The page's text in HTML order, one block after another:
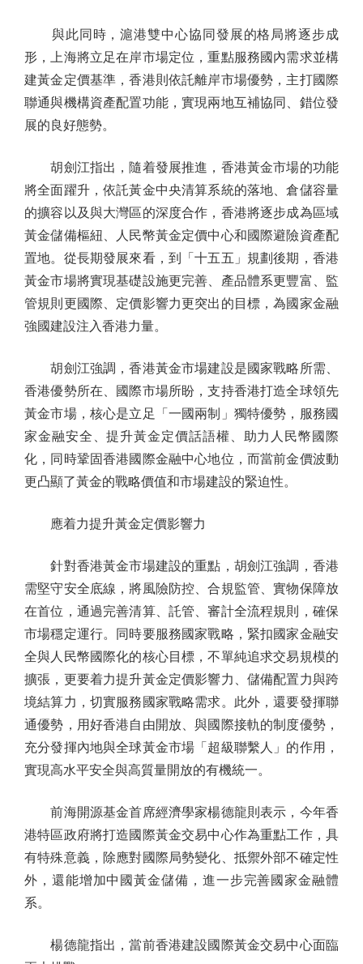
與此同時，滬港雙中心協同發展的格局將逐步成
形，上海將立足在岸市場定位，重點服務國內需求並構
建黃金定價基準，香港則依託離岸市場優勢，主打國際
聯通與機構資產配置功能，實現兩地互補協同、錯位發
展的良好態勢。
胡劍江指出，隨着發展推進，香港黃金市場的功能
將全面躍升，依託黃金中央清算系統的落地、倉儲容量
的擴容以及與大灣區的深度合作，香港將逐步成為區域
黃金儲備樞紐、人民幣黃金定價中心和國際避險資產配
置地。從長期發展來看，到「十五五」規劃後期，香港
黃金市場將實現基礎設施更完善、產品體系更豐富、監
管規則更國際、定價影響力更突出的目標，為國家金融
強國建設注入香港力量。
胡劍江強調，香港黃金市場建設是國家戰略所需、
香港優勢所在、國際市場所盼，支持香港打造全球領先
黃金市場，核心是立足「一國兩制」獨特優勢，服務國
家金融安全、提升黃金定價話語權、助力人民幣國際
化，同時鞏固香港國際金融中心地位，而當前金價波動
更凸顯了黃金的戰略價值和市場建設的緊迫性。
應着力提升黃金定價影響力
針對香港黃金市場建設的重點，胡劍江強調，香港
需堅守安全底線，將風險防控、合規監管、實物保障放
在首位，通過完善清算、託管、審計全流程規則，確保
市場穩定運行。同時要服務國家戰略，緊扣國家金融安
全與人民幣國際化的核心目標，不單純追求交易規模的
擴張，更要着力提升黃金定價影響力、儲備配置力與跨
境結算力，切實服務國家戰略需求。此外，還要發揮聯
通優勢，用好香港自由開放、與國際接軌的制度優勢，
充分發揮內地與全球黃金市場「超級聯繫人」的作用，
實現高水平安全與高質量開放的有機統一。
前海開源基金首席經濟學家楊德龍則表示，今年香
港特區政府將打造國際黃金交易中心作為重點工作，具
有特殊意義，除應對國際局勢變化、抵禦外部不確定性
外，還能增加中國黃金儲備，進一步完善國家金融體
系。
楊德龍指出，當前香港建設國際黃金交易中心面臨